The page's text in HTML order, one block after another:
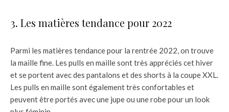
3. Les matières tendance pour 2022
Parmi les matières tendance pour la rentrée 2022, on trouve
la maille fine. Les pulls en maille sont très appréciés cet hiver
et se portent avec des pantalons et des shorts à la coupe XXL.
Les pulls en maille sont également très confortables et
peuvent être portés avec une jupe ou une robe pour un look